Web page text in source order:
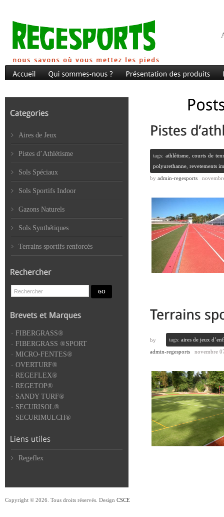
tags:athlétisme ,courts de
polyurethanne revetements
by admin-regesports
tags: aires de jeux
by
admin-regesports novembre
Aires de Jeux
Pistes d’Athlétisme
Sols Spéciaux
Sols Sportifs Indoor
Gazons Naturels
Sols Synthétiques
Terrains sportifs renforcés
- FIBERGRASS®
- FIBERGRASS ®SPORT
- MICRO-FENTES®
- OVERTURF®
- REGEFLEX®
- REGETOP®
- SANDY TURF®
- SECURISOL®
- SECURIMULCH®
Regeflex
Copyright © 2026. Tous droits réservés. Design CSCE